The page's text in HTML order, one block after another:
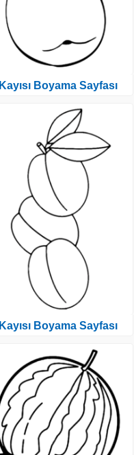
Kayısı Boyama Sayfası
Kayısı Boyama Sayfası